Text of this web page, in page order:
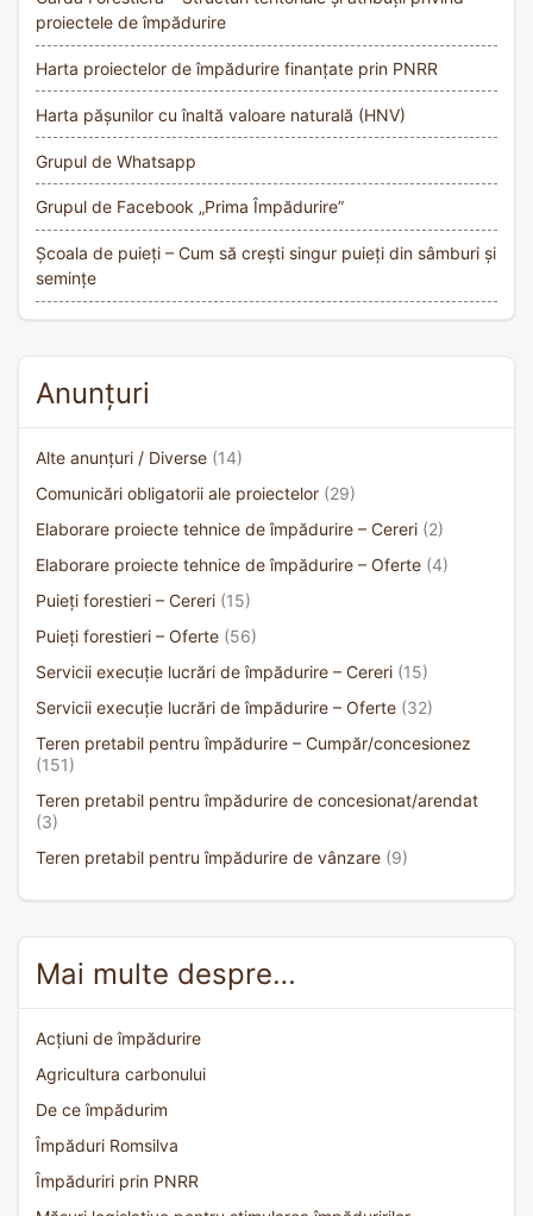
proiectele de împădurire
Harta proiectelor de împădurire finanțate prin PNRR
Harta pășunilor cu înaltă valoare naturală (HNV)
Grupul de Whatsapp
Grupul de Facebook „Prima Împădurire”
Școala de puieți – Cum să crești singur puieți din sâmburi și
semințe
Anunțuri
Alte anunțuri / Diverse (14)
Comunicări obligatorii ale proiectelor (29)
Elaborare proiecte tehnice de împădurire – Cereri (2)
Elaborare proiecte tehnice de împădurire – Oferte (4)
Puieți forestieri – Cereri (15)
Puieți forestieri – Oferte (56)
Servicii execuție lucrări de împădurire – Cereri (15)
Servicii execuție lucrări de împădurire – Oferte (32)
Teren pretabil pentru împădurire – Cumpăr/concesionez
(151)
Teren pretabil pentru împădurire de concesionat/arendat
(3)
Teren pretabil pentru împădurire de vânzare (9)
Mai multe despre…
Acțiuni de împădurire
Agricultura carbonului
De ce împădurim
Împăduri Romsilva
Împăduriri prin PNRR